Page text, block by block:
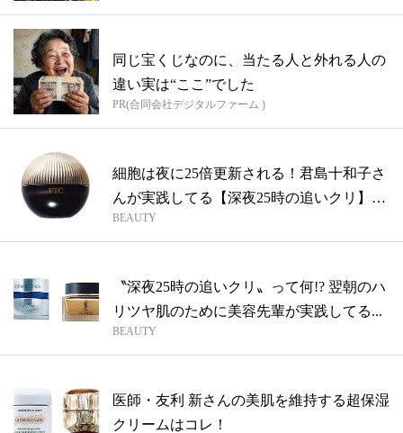
同じ宝くじなのに、当たる人と外れる人の
違い実は“ここ”でした
PR(合同会社デジタルファーム )
細胞は夜に25倍更新される！君島十和子さ
んが実践してる【深夜25時の追いクリ】
っ...
BEAUTY
〝深夜25時の追いクリ〟って何!? 翌朝のハ
リツヤ肌のために美容先輩が実践してる...
BEAUTY
医師・友利 新さんの美肌を維持する超保湿
クリームはコレ！